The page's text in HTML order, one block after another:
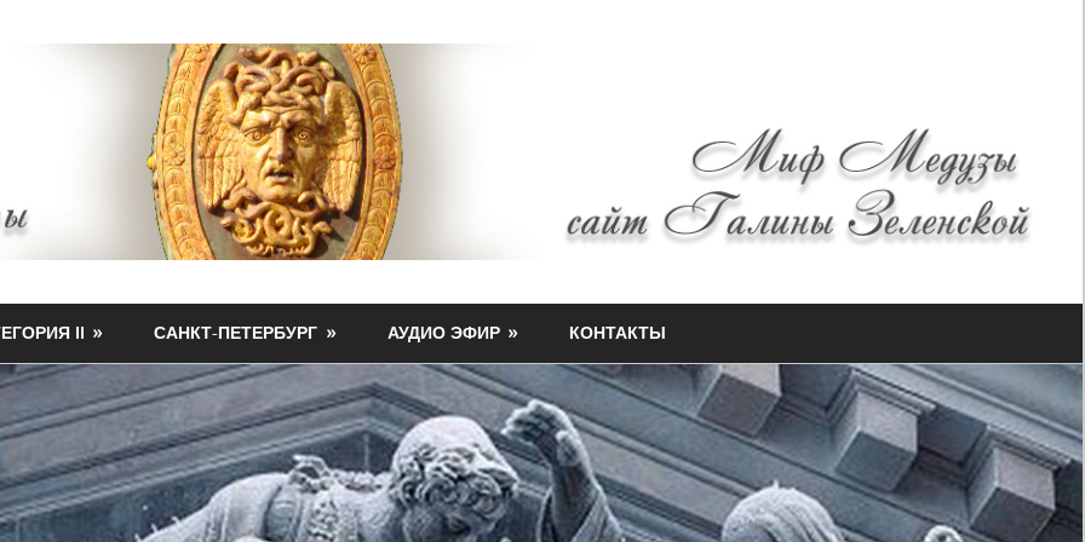
II САНКТ-ПЕТЕРБУРГ АУДИО ЭФИР КОНТАКТЫ